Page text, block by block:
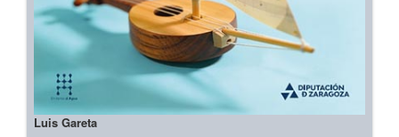
Luis Gareta